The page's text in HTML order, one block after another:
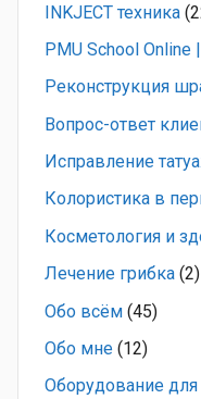
INKJECT техника
PMU School Online
Pеконструкция
Вопрос-ответ
Исправление
Колористика в
Косметология и
Лечение грибка (2)
Обо всём (45)
Обо мне (12)
Оборудование